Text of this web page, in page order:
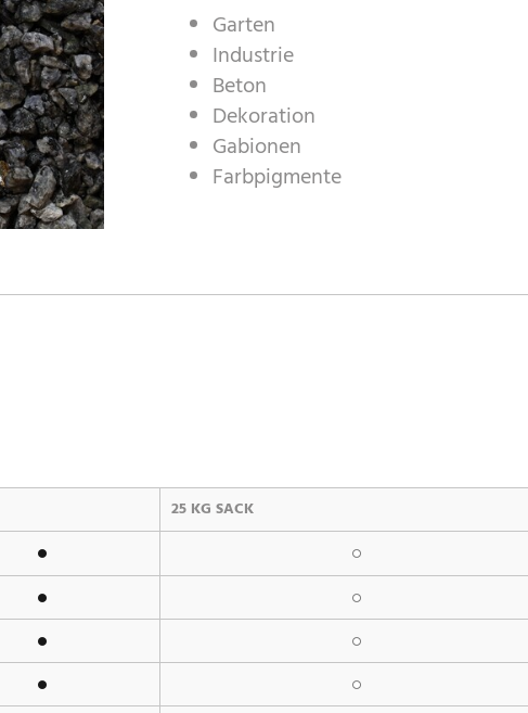
Garten
Industrie
Beton
Dekoration
Gabionen
Farbpigmente
25 KG SACK